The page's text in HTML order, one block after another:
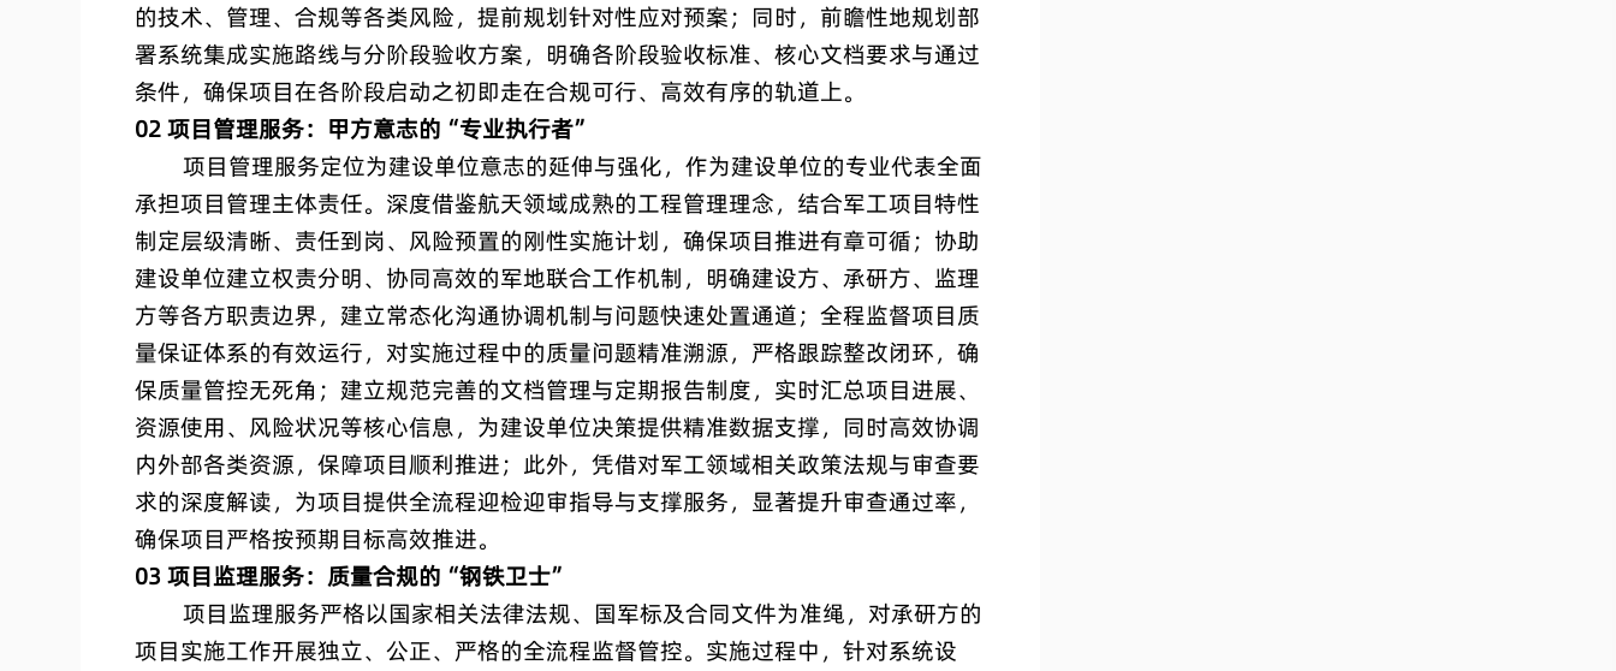
的技术、管理、合规等各类风险，提前规划针对性应对预案；同时，前瞻性地规划部
署系统集成实施路线与分阶段验收方案，明确各阶段验收标准、核心文档要求与通过
条件，确保项目在各阶段启动之初即走在合规可行、高效有序的轨道上。
02 项目管理服务：甲方意志的“专业执行者”
项目管理服务定位为建设单位意志的延伸与强化，作为建设单位的专业代表全面
承担项目管理主体责任。深度借鉴航天领域成熟的工程管理理念，结合军工项目特性
制定层级清晰、责任到岗、风险预置的刚性实施计划，确保项目推进有章可循；协助
建设单位建立权责分明、协同高效的军地联合工作机制，明确建设方、承研方、监理
方等各方职责边界，建立常态化沟通协调机制与问题快速处置通道；全程监督项目质
量保证体系的有效运行，对实施过程中的质量问题精准溯源，严格跟踪整改闭环，确
保质量管控无死角；建立规范完善的文档管理与定期报告制度，实时汇总项目进展、
资源使用、风险状况等核心信息，为建设单位决策提供精准数据支撑，同时高效协调
内外部各类资源，保障项目顺利推进；此外，凭借对军工领域相关政策法规与审查要
求的深度解读，为项目提供全流程迎检迎审指导与支撑服务，显著提升审查通过率，
确保项目严格按预期目标高效推进。
03 项目监理服务：质量合规的“钢铁卫士”
项目监理服务严格以国家相关法律法规、国军标及合同文件为准绳，对承研方的
项目实施工作开展独立、公正、严格的全流程监督管控。实施过程中，针对系统设